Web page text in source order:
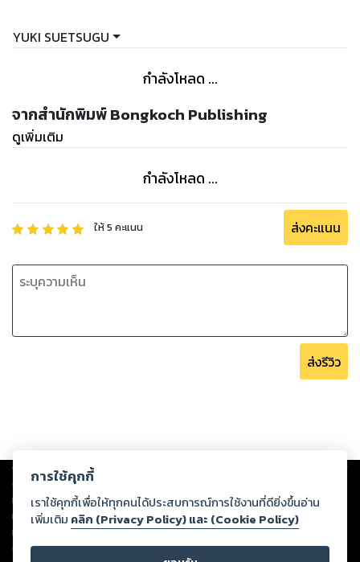
YUKI SUETSUGU
กำลังโหลด ...
จากสำนักพิมพ์ Bongkoch Publishing
ดูเพิ่มเติม
กำลังโหลด ...
ให้5 คะแนน ส่งคะแนน
ส่งรีวิว
Copyright © 2026
ต่อผลงานหรือเนื้อหาใดที่อัปโหลดผ่านเว็บไซต์และปรากฏว่าละเมิดสิทธิใน
ทรัพย์สินทางปัญญาของบุคคลอื่นหรือขัดต่อกฎหมายและศีลธรรม ดังนั้น ผู้อ่าน
ทุกท่านโปรดใช้วิจารณญาณในการกลั่นกรองด้วยตนเอง และหากท่านพบว่าส่วน
หนึ่งส่วนใดขัดต่อกฎหมายและศีลธรรม กรุณาแจ้งมายังบริษัท เพื่อทีมงานจะได้
ดำเนินการในทันที ทั้งนี้ ทางสตอรี่ล็อกขอสงวนลิขสิทธิ์ตามพระราชบัญญัติ
การใช้คุกกี้
เราใช้คุกกี้เพื่อให้ทุกคนได้ประสบการณ์การใช้งานที่ดียิ่งขึ้นอ่าน
เพิ่มเติม คลิก (Privacy Policy) และ (Cookie Policy)